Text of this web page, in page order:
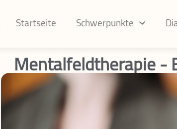
Startseite Schwerpunkte
Mentalfeldtherapie -